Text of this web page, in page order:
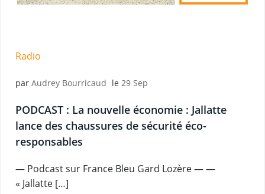
Radio
par Audrey Bourricaud le 29 Sep
PODCAST : La nouvelle économie : Jallatte
lance des chaussures de sécurité éco-
responsables
— Podcast sur France Bleu Gard Lozère — —
« Jallatte […]